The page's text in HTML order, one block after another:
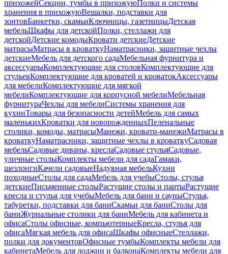
прихожейСекции, тумбы в прихожуюПолки и системы
хранения в прихожуюВешалки, подставки для
зонтовБанкетки, скамьиКлючницы, газетницыДетская
мебельШкафы для детскойПолки, стеллажи для
детскойДетские комодыКровати детскиеДетские
матрасыМатрасы в кроваткуНаматрасники, защитные чехлы
детскиеМебель для детского садаМебельная фурнитура и
аксессуарыКомплектующие для столовКомплектующие для
стульевКомплектующие для кроватей и кроватокАксессуары
для мебелиКомплектующие для мягкой
мебелиКомплектующие для корпусной мебелиМебельная
фурнитураЧехлы для мебелиСистемы хранения для
кухниТовары для безопасности детейМебель для самых
маленькихКроватки для новорожденныхПеленальные
столики, комоды, матрасыМанежи, кровати-манежиМатрасы в
кроваткуНаматрасники, защитные чехлы в кроваткуСадовая
мебельСадовые диваны, креслаСадовые стульяСадовые,
уличные столыКомплекты мебели для садаГамаки,
шезлонгиКачели садовыеНадувная мебельКухни
походныеСтолы для садаМебель для учебыСтолы, стулья
детскиеПисьменные столыРастущие столы и партыРастущие
кресла и стулья для учебыМебель для бани и сауныСтулья,
табуретки, подставки для баниСкамьи для баниСтолы для
баниЖурнальные столики для баниМебель для кабинета и
офисаСтолы офисные, компьютерныеКресла, стулья для
офисаМягкая мебель для офисаШкафы офисныеСтеллажи,
полки для документовОфисные тумбыКомплекты мебели для
кабинетаМебель для лоджии и балконаКомплекты мебели для